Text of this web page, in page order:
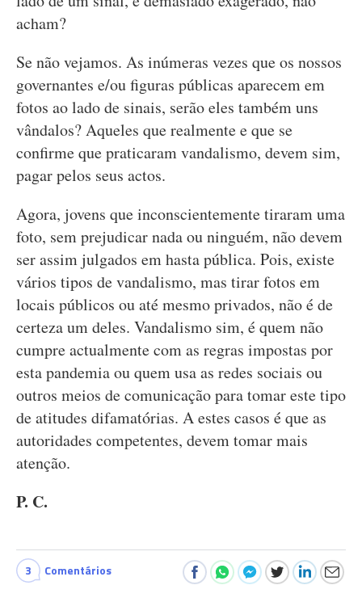
acham?
Se não vejamos. As inúmeras vezes que os nossos
governantes e/ou figuras públicas aparecem em
fotos ao lado de sinais, serão eles também uns
vândalos? Aqueles que realmente e que se
confirme que praticaram vandalismo, devem sim,
pagar pelos seus actos.
Agora, jovens que inconscientemente tiraram uma
foto, sem prejudicar nada ou ninguém, não devem
ser assim julgados em hasta pública. Pois, existe
vários tipos de vandalismo, mas tirar fotos em
locais públicos ou até mesmo privados, não é de
certeza um deles. Vandalismo sim, é quem não
cumpre actualmente com as regras impostas por
esta pandemia ou quem usa as redes sociais ou
outros meios de comunicação para tomar este tipo
de atitudes difamatórias. A estes casos é que as
autoridades competentes, devem tomar mais
atenção.
P. C.
3 Comentários